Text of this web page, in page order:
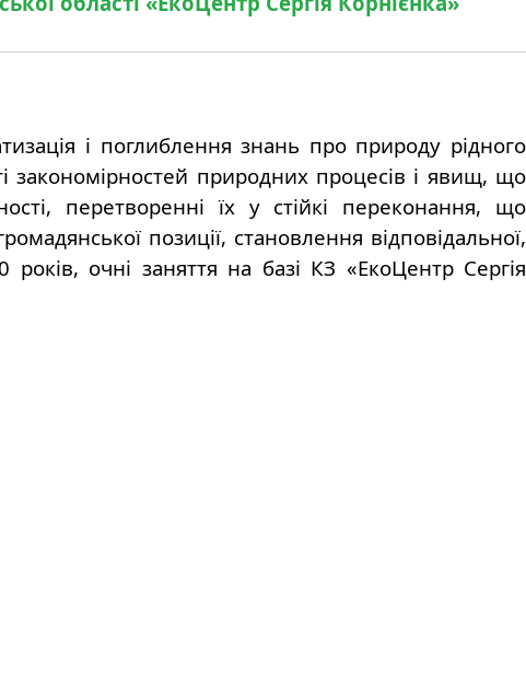
і поглиблення знань про природу рідного
закономірностей природних процесів і явищ, що
перетворенні їх у стійкі переконання, що
позиції, становлення відповідальної,
очні заняття на базі КЗ «ЕкоЦентр Сергія